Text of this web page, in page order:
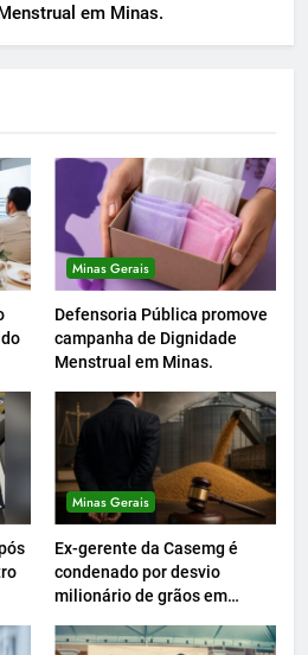
em Minas.
Minas Gerais
Defensoria Pública promove
campanha de Dignidade
Menstrual em Minas.
Minas Gerais
Ex-gerente da Casemg é
condenado por desvio
milionário de grãos em